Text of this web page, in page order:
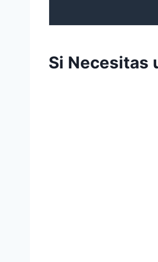
Si Necesitas